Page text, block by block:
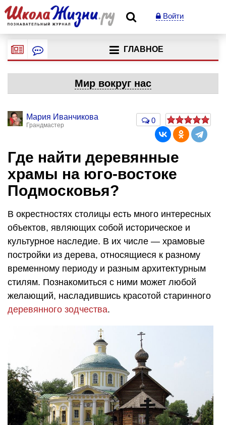
Войти
ГЛАВНОЕ
Мир вокруг нас
Мария Иванчикова
Грандмастер
0
Где найти деревянные
храмы на юго-востоке
Подмосковья?
В окрестностях столицы есть много интересных
объектов, являющих собой историческое и
культурное наследие. В их числе — храмовые
постройки из дерева, относящиеся к разному
временному периоду и разным архитектурным
стилям. Познакомиться с ними может любой
желающий, насладившись красотой старинного
деревянного зодчества.